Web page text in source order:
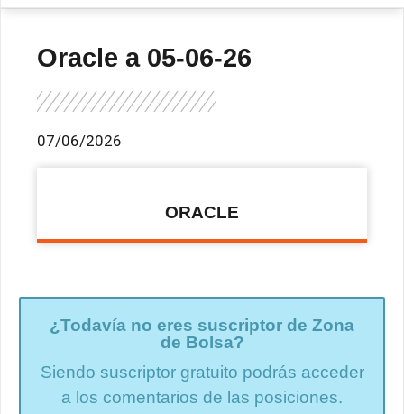
Oracle a 05-06-26
07/06/2026
ORACLE
¿Todavía no eres suscriptor de Zona
de Bolsa?
Siendo suscriptor gratuito podrás acceder
a los comentarios de las posiciones.